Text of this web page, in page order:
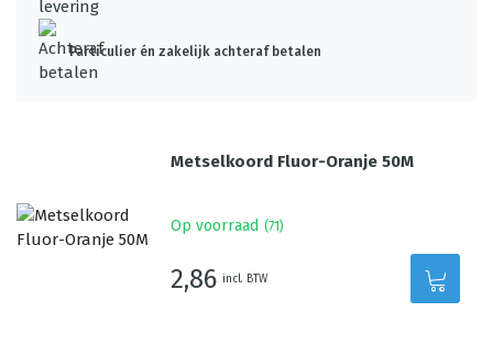
Particulier én zakelijk achteraf betalen
Metselkoord Fluor-Oranje 50M
Op voorraad (71 )
2,86 incl. BTW